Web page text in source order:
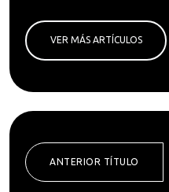
VER MÁS ARTÍCULOS
ANTERIOR TÍTULO